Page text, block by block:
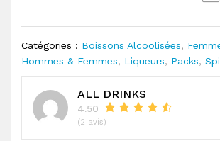
Catégories : Boissons Alcoolisées,
Hommes & Femmes, Liqueurs, Packs,
ALL DRINKS
4.50
(2 avis)